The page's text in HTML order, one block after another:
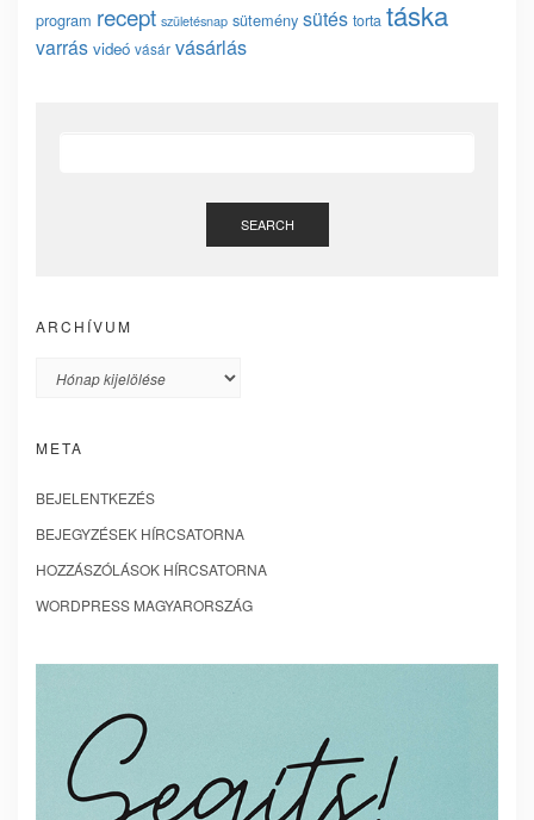
program recept születésnap sütemény sütés torta táska
varrás videó vásár vásárlás
SEARCH
ARCHÍVUM
Archívum
META
BEJELENTKEZÉS
BEJEGYZÉSEK HÍRCSATORNA
HOZZÁSZÓLÁSOK HÍRCSATORNA
WORDPRESS MAGYARORSZÁG